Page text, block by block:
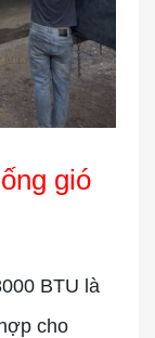
gió
BTU là
cho